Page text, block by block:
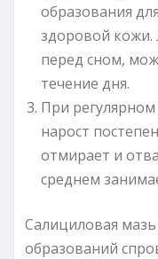
образования
здоровой кожи.
перед сном,
течение дня.
При
нарост
отмирает и
среднем
Салициловая
образований